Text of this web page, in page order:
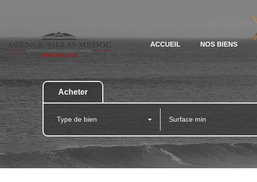
ACCUEIL NOS BIENS
Acheter
Type de bien